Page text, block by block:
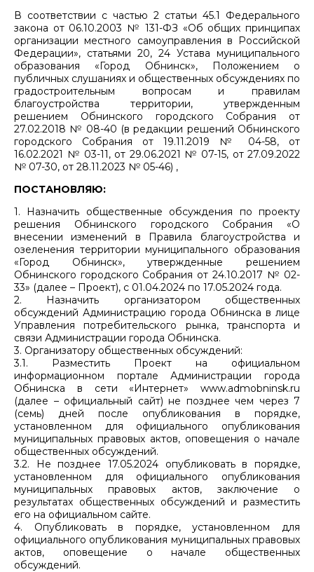
В соответствии с частью 2 статьи 45.1 Федерального
закона от 06.10.2003 № 131-ФЗ «Об общих принципах
организации местного самоуправления в Российской
Федерации», статьями 20, 24 Устава муниципального
образования «Город Обнинск», Положением о
публичных слушаниях и общественных обсуждениях по
градостроительным вопросам и правилам
благоустройства территории, утвержденным
решением Обнинского городского Собрания от
27.02.2018 № 08-40 (в редакции решений Обнинского
городского Собрания от 19.11.2019 № 04-58, от
16.02.2021 № 03-11, от 29.06.2021 № 07-15, от 27.09.2022
№ 07-30, от 28.11.2023 № 05-46) ,
ПОСТАНОВЛЯЮ:
1. Назначить общественные обсуждения по проекту
решения Обнинского городского Собрания «О
внесении изменений в Правила благоустройства и
озеленения территории муниципального образования
«Город Обнинск», утвержденные решением
Обнинского городского Собрания от 24.10.2017 № 02-
33» (далее – Проект), с 01.04.2024 по 17.05.2024 года.
2. Назначить организатором общественных
обсуждений Администрацию города Обнинска в лице
Управления потребительского рынка, транспорта и
связи Администрации города Обнинска.
3. Организатору общественных обсуждений:
3.1. Разместить Проект на официальном
информационном портале Администрации города
Обнинска в сети «Интернет» www.admobninsk.ru
(далее – официальный сайт) не позднее чем через 7
(семь) дней после опубликования в порядке,
установленном для официального опубликования
муниципальных правовых актов, оповещения о начале
общественных обсуждений.
3.2. Не позднее 17.05.2024 опубликовать в порядке,
установленном для официального опубликования
муниципальных правовых актов, заключение о
результатах общественных обсуждений и разместить
его на официальном сайте.
4. Опубликовать в порядке, установленном для
официального опубликования муниципальных правовых
актов, оповещение о начале общественных
обсуждений.